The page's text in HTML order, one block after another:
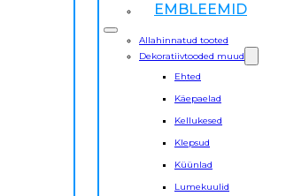
EMBLEEMID
Allahinnatud tooted
Dekoratiivtooded muud
Ehted
Käepaelad
Kellukesed
Klepsud
Küünlad
Lumekuulid